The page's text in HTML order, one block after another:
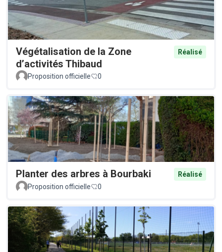
Végétalisation de la Zone
d’activités Thibaud
Réalisé
Proposition officielle 0
Planter des arbres à Bourbaki
Réalisé
Proposition officielle
0